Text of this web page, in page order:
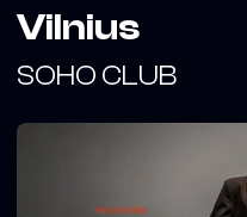
Vilnius
SOHO CLUB